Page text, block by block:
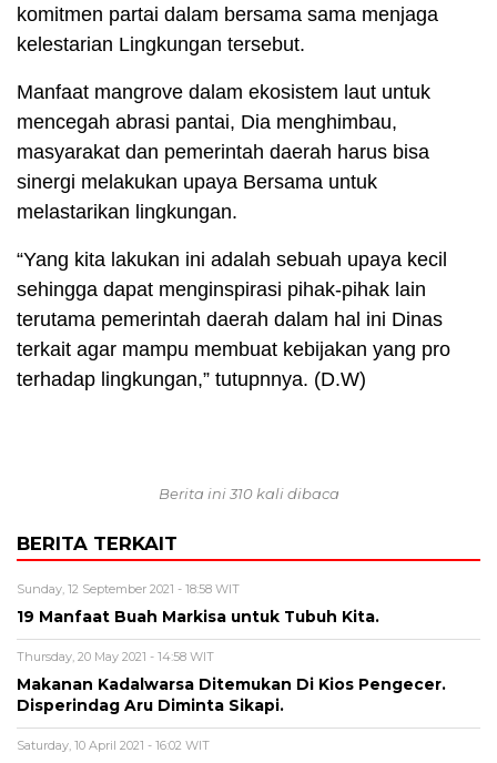
komitmen partai dalam bersama sama menjaga
kelestarian Lingkungan tersebut.
Manfaat mangrove dalam ekosistem laut untuk
mencegah abrasi pantai, Dia menghimbau,
masyarakat dan pemerintah daerah harus bisa
sinergi melakukan upaya Bersama untuk
melastarikan lingkungan.
“Yang kita lakukan ini adalah sebuah upaya kecil
sehingga dapat menginspirasi pihak-pihak lain
terutama pemerintah daerah dalam hal ini Dinas
terkait agar mampu membuat kebijakan yang pro
terhadap lingkungan,” tutupnnya. (D.W)
Berita ini 310 kali dibaca
BERITA TERKAIT
Sunday, 12 September 2021 - 18:58 WIT
19 Manfaat Buah Markisa untuk Tubuh Kita.
Thursday, 20 May 2021 - 14:58 WIT
Makanan Kadalwarsa Ditemukan Di Kios Pengecer.
Disperindag Aru Diminta Sikapi.
Saturday, 10 April 2021 - 16:02 WIT